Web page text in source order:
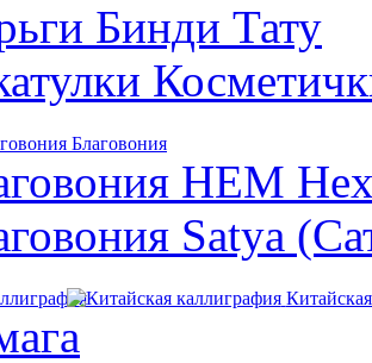
Бинди Тату
Благовония
HEM
Satya